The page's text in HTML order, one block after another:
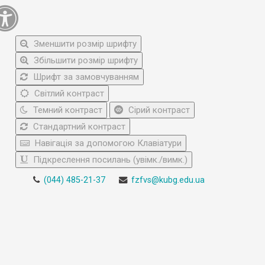
Зменшити розмір шрифту
Збільшити розмір шрифту
Шрифт за замовчуванням
Світлий контраст
Темний контраст
Сірий контраст
Стандартний контраст
Навігація за допомогою Клавіатури
Підкреслення посилань (увімк./вимк.)
(044) 485-21-37 fzfvs@kubg.edu.ua